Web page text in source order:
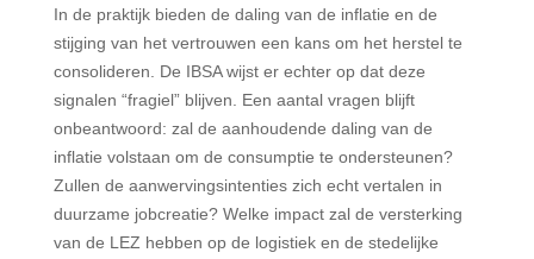
In de praktijk bieden de daling van de inflatie en de
stijging van het vertrouwen een kans om het herstel te
consolideren. De IBSA wijst er echter op dat deze
signalen “fragiel” blijven. Een aantal vragen blijft
onbeantwoord: zal de aanhoudende daling van de
inflatie volstaan om de consumptie te ondersteunen?
Zullen de aanwervingsintenties zich echt vertalen in
duurzame jobcreatie? Welke impact zal de versterking
van de LEZ hebben op de logistiek en de stedelijke